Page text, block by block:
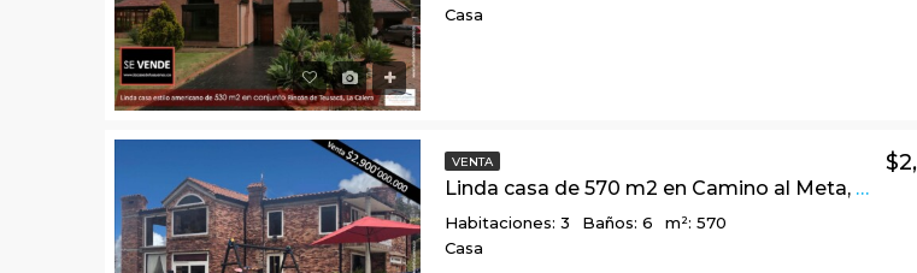
Casa
VENTA
Linda casa de 570 m2 en Camino al Meta, antes del Peaje vía La Calera
Habitaciones: 3 Baños: 6
m²: 570
Casa